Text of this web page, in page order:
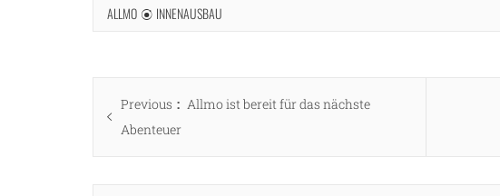
ALLMO INNENAUSBAU
Beitragsnavigation
Previous
Previous
Allmo ist bereit für das nächste
Abenteuer